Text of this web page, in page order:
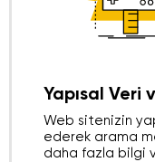
Yapısal Veri
Web sitenizin
ederek arama
daha fazla bilgi